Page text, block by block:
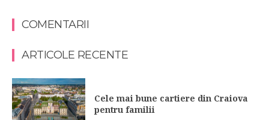
COMENTARII
ARTICOLE RECENTE
Cele mai bune cartiere din Craiova
pentru familii